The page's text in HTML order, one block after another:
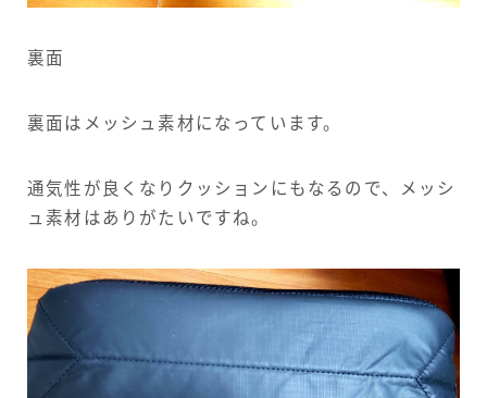
裏面
裏面はメッシュ素材になっています。
通気性が良くなりクッションにもなるので、メッシ
ュ素材はありがたいですね。